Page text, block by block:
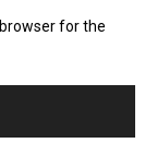
for the